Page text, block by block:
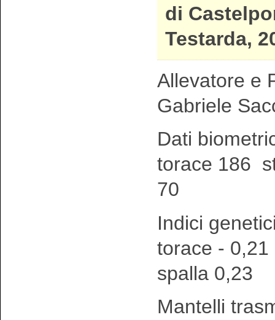
di
Testarda,
Allevatore e
Gabriele
Dati
torace 186
70
Indici
torace -
spalla 0,23
Mantelli